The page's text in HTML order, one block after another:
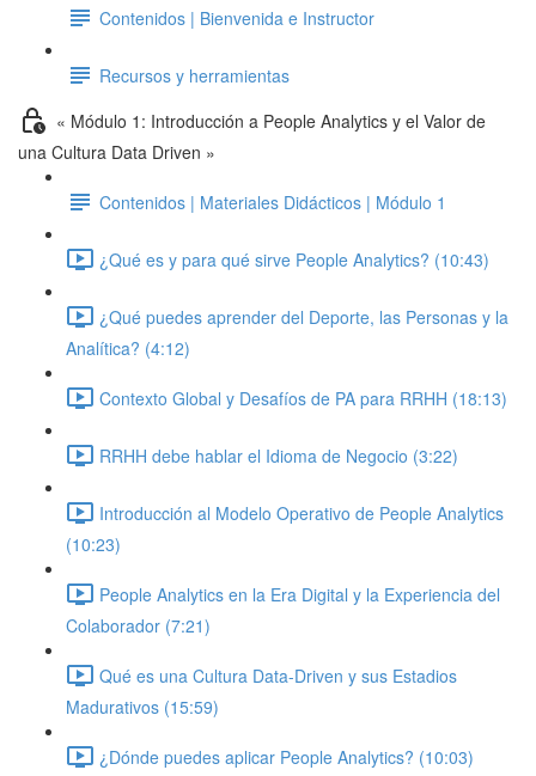
Contenidos | Bienvenida e Instructor
Recursos y herramientas
« Módulo 1: Introducción a People Analytics y el Valor de
una Cultura Data Driven »
Contenidos | Materiales Didácticos | Módulo 1
¿Qué es y para qué sirve People Analytics? (10:43)
¿Qué puedes aprender del Deporte, las Personas y la
Analítica? (4:12)
Contexto Global y Desafíos de PA para RRHH (18:13)
RRHH debe hablar el Idioma de Negocio (3:22)
Introducción al Modelo Operativo de People Analytics
(10:23)
People Analytics en la Era Digital y la Experiencia del
Colaborador (7:21)
Qué es una Cultura Data-Driven y sus Estadios
Madurativos (15:59)
¿Dónde puedes aplicar People Analytics? (10:03)